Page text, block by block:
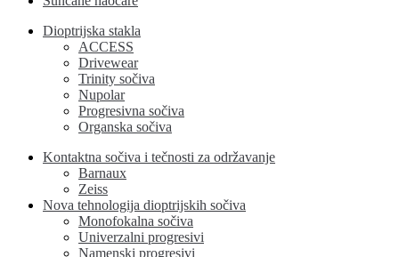
Dioptrijska stakla
ACCESS
Drivewear
Trinity sočiva
Nupolar
Progresivna sočiva
Organska sočiva
Kontaktna sočiva i tečnosti za održavanje
Barnaux
Zeiss
Nova tehnologija dioptrijskih sočiva
Monofokalna sočiva
Univerzalni progresivi
Namenski progresivi